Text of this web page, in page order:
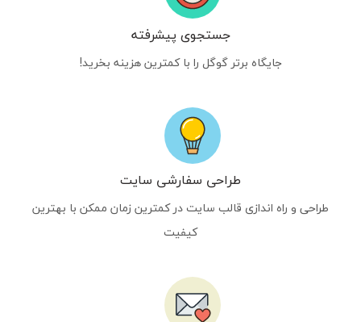
جستجوی پیشرفته
جایگاه برتر گوگل را با کمترین هزینه بخرید!
طراحی سفارشی سایت
طراحی و راه اندازی قالب سایت در کمترین زمان ممکن با بهترین
کیفیت